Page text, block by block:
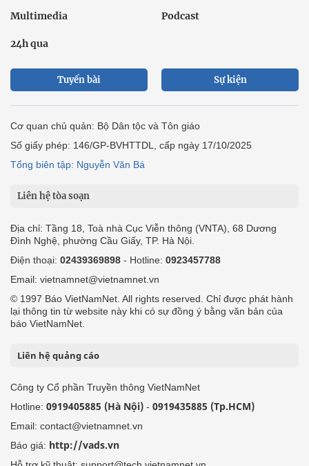
Multimedia Podcast
24h qua
Tuyến bài Sự kiện
Cơ quan chủ quản: Bộ Dân tộc và Tôn giáo
Số giấy phép: 146/GP-BVHTTDL, cấp ngày 17/10/2025
Tổng biên tập: Nguyễn Văn Bá
Liên hệ tòa soạn
Địa chỉ: Tầng 18, Toà nhà Cục Viễn thông (VNTA), 68 Dương
Đình Nghệ, phường Cầu Giấy, TP. Hà Nội.
Điện thoại: 02439369898 - Hotline: 0923457788
Email: vietnamnet@vietnamnet.vn
© 1997 Báo VietNamNet. All rights reserved. Chỉ được phát hành
lại thông tin từ website này khi có sự đồng ý bằng văn bản của
báo VietNamNet.
Liên hệ quảng cáo
Công ty Cổ phần Truyền thông VietNamNet
Hotline: 0919405885 (Hà Nội) - 0919435885 (Tp.HCM)
Email: contact@vietnamnet.vn
Báo giá: http://vads.vn